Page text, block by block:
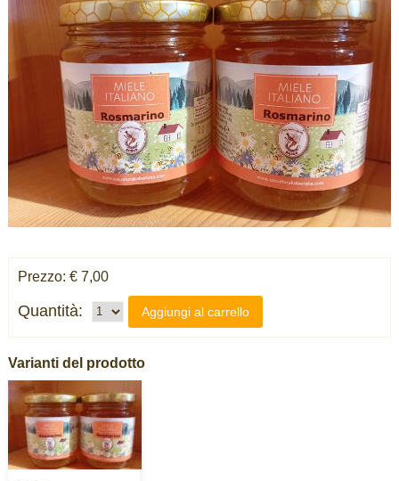
Prezzo: € 7,00
Quantità: Aggiungi al carrello
Varianti del prodotto